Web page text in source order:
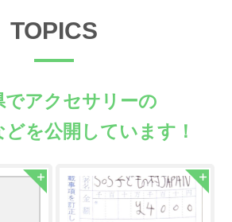
TOPICS
でアクセサリーの
を公開しています！